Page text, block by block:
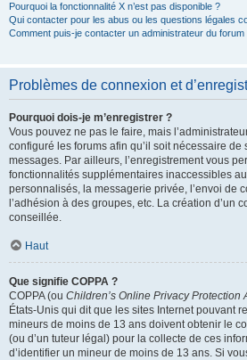
Pourquoi la fonctionnalité X n’est pas disponible ?
Qui contacter pour les abus ou les questions légales
Comment puis-je contacter un administrateur du forum
Problèmes de connexion et
Pourquoi dois-je m’enregistrer ?
Vous pouvez ne pas le faire, mais
configuré les forums afin qu’il soit nécessaire de
messages. Par ailleurs, l’enregistrement vous
fonctionnalités supplémentaires inaccessibles
personnalisés, la messagerie privée, l’envoi de
l’adhésion à des groupes, etc. La création d’un
conseillée.
Haut
Que signifie COPPA ?
COPPA (ou Children’s Online Privacy Protection
États-Unis qui dit que les sites Internet pouvant
mineurs de moins de 13 ans doivent obtenir le
(ou d’un tuteur légal) pour la collecte de ces
d’identifier un mineur de moins de 13 ans. Si